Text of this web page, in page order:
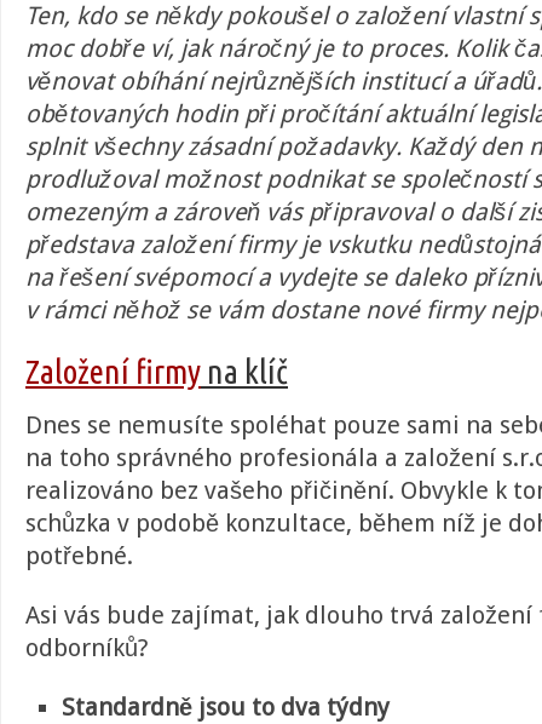
Ten, kdo se někdy pokoušel o založení vlastní
moc dobře ví, jak náročný je to proces. Kolik
věnovat obíhání nejrůznějších institucí a
obětovaných hodin při pročítání aktuální
splnit všechny zásadní požadavky. Každý den
prodlužoval možnost podnikat se společností
omezeným a zároveň vás připravoval o další
představa založení firmy je vskutku
na řešení svépomocí a vydejte se daleko
v rámci něhož se vám dostane nové firmy
Založení firmy na klíč
Dnes se nemusíte spoléhat pouze sami na
na toho správného profesionála a založení
realizováno bez vašeho přičinění. Obvykle k
schůzka v podobě konzultace, během níž je
potřebné.
Asi vás bude zajímat, jak dlouho trvá
odborníků?
Standardně jsou to dva týdny